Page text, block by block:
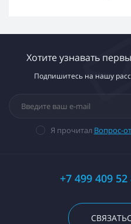
Хотите узнавать
Подпишитесь на нашу
Я прочитал Вопрос-
+7 499 409